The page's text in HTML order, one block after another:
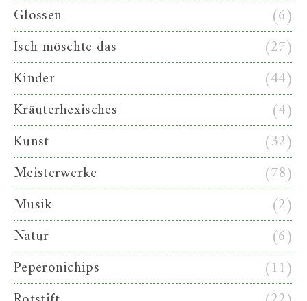
Glossen
(6)
Isch möschte das
(27)
Kinder
(44)
Kräuterhexisches
(4)
Kunst
(32)
Meisterwerke
(78)
Musik
(2)
Natur
(6)
Peperonichips
(11)